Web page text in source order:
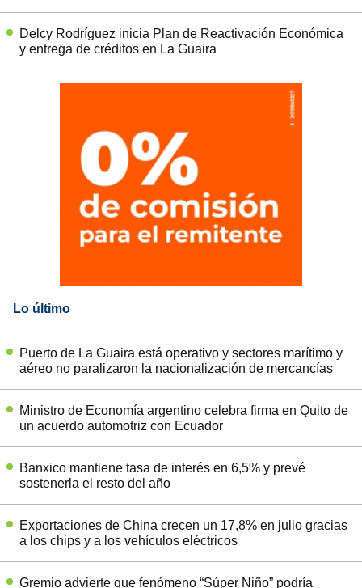
Delcy Rodríguez inicia Plan de Reactivación Económica
y entrega de créditos en La Guaira
Lo último
Puerto de La Guaira está operativo y sectores marítimo y
aéreo no paralizaron la nacionalización de mercancías
Ministro de Economía argentino celebra firma en Quito de
un acuerdo automotriz con Ecuador
Banxico mantiene tasa de interés en 6,5% y prevé
sostenerla el resto del año
Exportaciones de China crecen un 17,8% en julio gracias
a los chips y a los vehículos eléctricos
Gremio advierte que fenómeno “Súper Niño” podría